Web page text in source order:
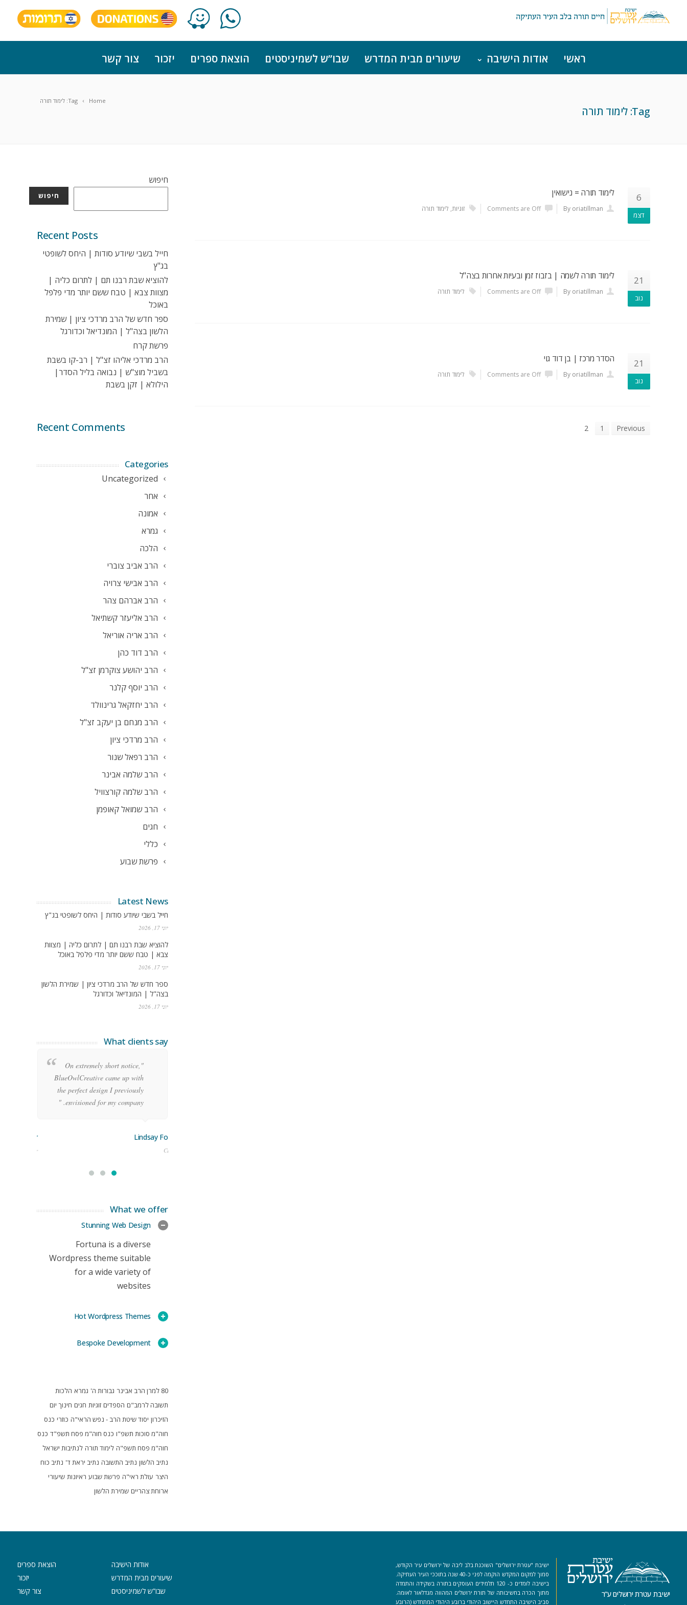
ראשי אודות הישיבה שיעורים מבית המדרש שבו”ש לשמיניסטים הוצאת ספרים יזכור צור קשר
Home Tag: לימוד תורה
Tag: לימוד תורה
6
דצמ
לימוד תורה = נישואין
By oriatillman
Comments are Off זוגיות, לימוד תורה
21
נוב
לימוד תורה לשמה | בזבוז זמן ובעיות אחרות בצה"ל
By oriatillman
Comments are Off לימוד תורה
21
נוב
הסדר מרכז | בן דוד גוי
By oriatillman
Comments are Off לימוד תורה
Previous
1
2
חיפוש
חיפוש
Recent Posts
חייל בשבי שיודע סודות | היחס לשופטי
בג"ץ
להוציא שבת רבנו תם | לתרום כליה |
מצוות צבא | טבח ששם יותר מדי פלפל
באוכל
ספר חדש של הרב מרדכי ציון | שמירת
הלשון בצה"ל | המונדיאל וכדורגל
פרשת קרח
הרב מרדכי אליהו זצ"ל | רב-קו בשבת
בשביל מוצ"ש | נבואה בליל הסדר|
הילולא | זקן בשבת
Recent Comments
Categories
Uncategorized
אחר
אמונה
גמרא
הלכה
הרב אביב צוברי
הרב אבישי צרויה
הרב אברהם צהר
הרב אליעזר קשתיאל
הרב אריה אוריאל
הרב דוד כהן
הרב יהושע צוקרמן זצ"ל
הרב יוסף קלנר
הרב יחזקאל גרינוולד
הרב מנחם בן יעקב זצ"ל
הרב מרדכי ציון
הרב רפאל שנור
הרב שלמה אבינר
הרב שלמה קורצוויל
הרב שמואל קאופמן
חגים
כללי
פרשת שבוע
Latest News
חייל בשבי שיודע סודות | היחס לשופטי בג"ץ
יוני 17, 2026
להוציא שבת רבנו תם | לתרום כליה | מצוות
צבא | טבח ששם יותר מדי פלפל באוכל
יוני 17, 2026
ספר חדש של הרב מרדכי ציון | שמירת הלשון
בצה"ל | המונדיאל וכדורגל
יוני 17, 2026
What clients say
"On extremely short notice,
BlueOwlCreative came up with
the perfect design I previously
envisioned for my company. "
Lindsay Ford
CEO
Stoner
Manager
What we offer
Stunning Web Design
Fortuna is a diverse
Wordpress theme suitable
for a wide variety of
websites
Hot Wordpress Themes
Bespoke Development
80 למרן הרב אבינר גבורות ה' גמרא הלכות
תשובה לרמב"ם הספדים זוגיות חגים חינוך יום
הזיכרון יסוד שיטת הרב - נפש הראי"ה כוזרי כנס
חוה"מ סוכות תשפ"ו כנס חוה"מ פסח תשפ"ד כנס
חוה"מ פסח תשפ"ה לימוד תורה לנתיבות ישראל
נתיב הלשון נתיב התשובה נתיב יראת ד' נתיב כוח
היצר עולת ראי"ה פרשת שבוע ראיונות שיעורי
ארוחת צהריים שמירת הלשון
ישיבת עטרת ירושלים ע”ר
ישיבת "עטרת ירושלים" השוכנת בלב ליבה של ירושלים עיר הקודש,
סמוך למקום המקדש הוקמה לפני כ-40 שנה בתוככי העיר העתיקה.
בישיבה לומדים כ- 120 תלמידים העוסקים בתורה בשקידה והתמדה
מתוך הכרה בחשיבותה של תורת ירושלים המהווה מגדלאור לאומה.
סביב הישיבה התחדש היישוב היהודי ברובע היהודי המתחדש (הרובע
אודות הישיבה
שיעורים מבית המדרש
שבו”ש לשמיניסטים
הוצאת ספרים
יזכור
צור קשר